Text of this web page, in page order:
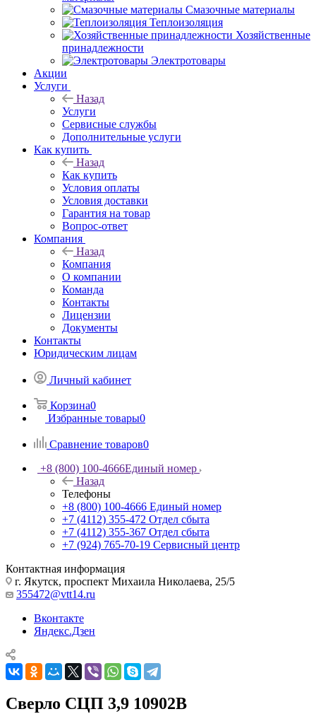
Смазочные материалы
Теплоизоляция
Хозяйственные
принадлежности
Электротовары
Акции
Услуги
Назад
Услуги
Сервисные службы
Дополнительные услуги
Как купить
Назад
Как купить
Условия оплаты
Условия доставки
Гарантия на товар
Вопрос-ответ
Компания
Назад
Компания
О компании
Команда
Контакты
Лицензии
Документы
Контакты
Юридическим лицам
Личный кабинет
Корзина0
Избранные товары0
Сравнение товаров0
+8 (800) 100-4666Единый номер
Назад
Телефоны
+8 (800) 100-4666 Единый номер
+7 (4112) 355-472 Отдел сбыта
+7 (4112) 355-367 Отдел сбыта
+7 (924) 765-70-19 Сервисный центр
Контактная информация
г. Якутск, проспект Михаила Николаева, 25/5
355472@vtt14.ru
Вконтакте
Яндекс.Дзен
Сверло СЦП 3,9 10902В